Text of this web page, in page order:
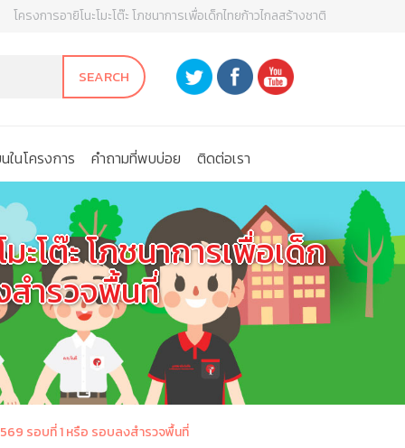
โครงการอายิโนะโมะโต๊ะ โภชนาการเพื่อเด็กไทยก้าวไกลสร้างชาติ
SEARCH
ในโครงการ คําถามที่พบบ่อย ติดต่อเรา
โต๊ะ โภชนาการเพื่อเด็ก
สำรวจพื้นที่
รอบที่ 1 หรือ รอบลงสำรวจพื้นที่